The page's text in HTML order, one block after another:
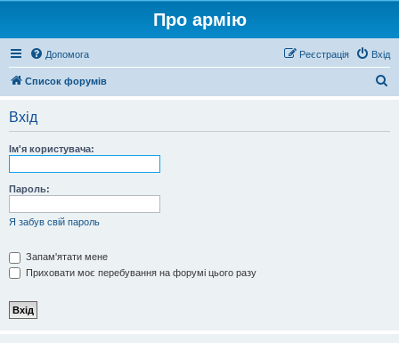
Про армію
Допомога Вхід
Реєстрація
Список форумів
Вхід
Ім'я користувача:
Пароль:
Я забув свій пароль
Запам'ятати мене
Приховати моє перебування на форумі цього разу